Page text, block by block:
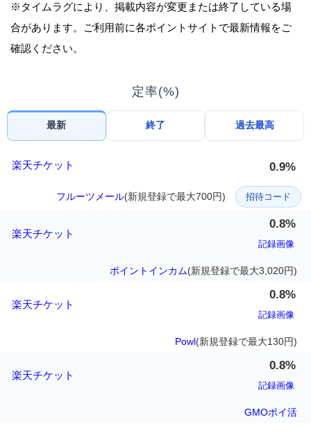
※タイムラグにより、掲載内容が変更または終了している場
合があります。ご利用前に各ポイントサイトで最新情報をご
確認ください。
定率(%)
最新 終了 過去最高
楽天チケット 0.9%
フルーツメール(新規登録で最大700円) 招待コード
楽天チケット
0.8%
記録画像
ポイントインカム(新規登録で最大3,020円)
楽天チケット
0.8%
記録画像
Powl(新規登録で最大130円)
楽天チケット
0.8%
記録画像
GMOポイ活